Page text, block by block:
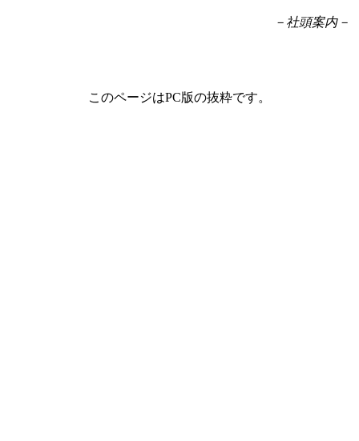
－社頭案内－
このページはPC版の抜粋です。